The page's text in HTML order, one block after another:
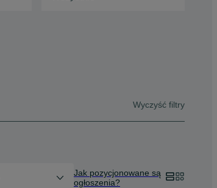
Wyczyść filtry
Jak pozycjonowane są
ogłoszenia?